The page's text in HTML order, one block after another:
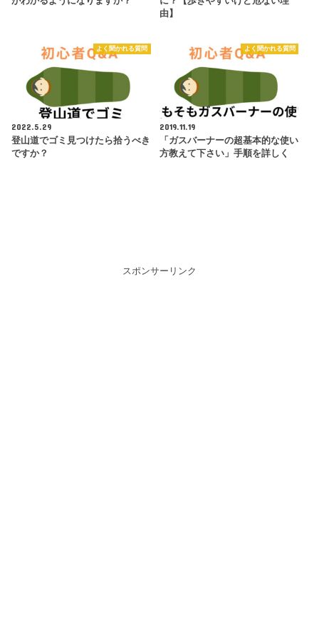
由】
よく聞かれる質問
2022.5.29
登山道でゴミ見つけたら拾うべき
ですか？
よく聞かれる質問
2019.11.19
「ガスバーナーの超基本的な使い
方教えて下さい」手順を詳しく
スポンサーリンク